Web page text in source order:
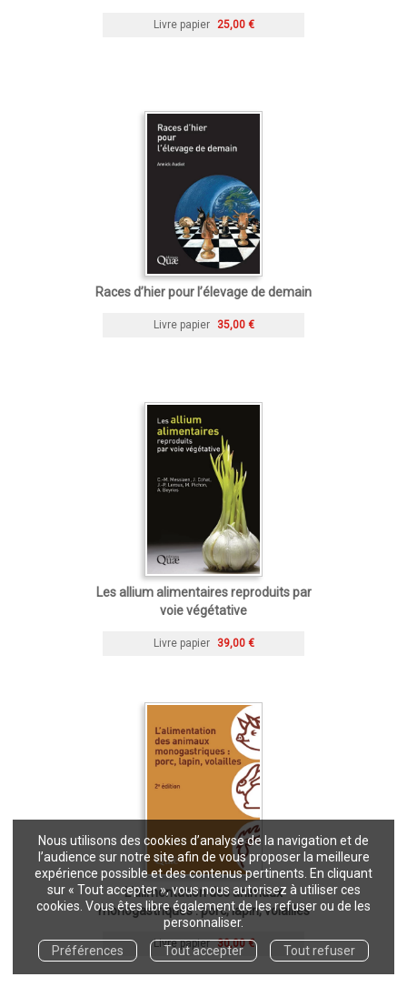
Nous utilisons des cookies d’analyse de la navigation et de
l’audience sur notre site afin de vous proposer la meilleure
expérience possible et des contenus pertinents. En cliquant
sur « Tout accepter », vous nous autorisez à utiliser ces
cookies. Vous êtes libre également de les refuser ou de les
personnaliser.
Préférences
Tout accepter Tout refuser
Livre papier 25,00 €
Races d’hier pour l’élevage de demain
Livre papier 35,00 €
Les allium alimentaires reproduits par
voie végétative
Livre papier 39,00 €
L’alimentation des animaux
monogastriques : porc, lapin, volailles
Livre papier 30,00 €